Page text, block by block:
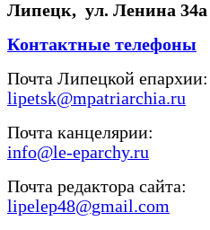
Липецк, ул. Ленина 34а
Контактные телефоны
Почта Липецкой епархии:
lipetsk@mpatriarchia.ru
Почта канцелярии:
info@le-eparchy.ru
Почта редактора сайта:
lipelep48@gmail.com